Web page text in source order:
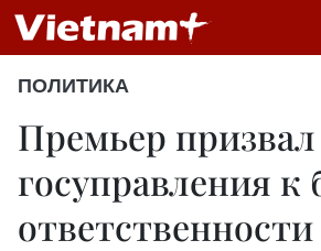
ПОЛИТИКА
Премьер
госуправления к
ответственности